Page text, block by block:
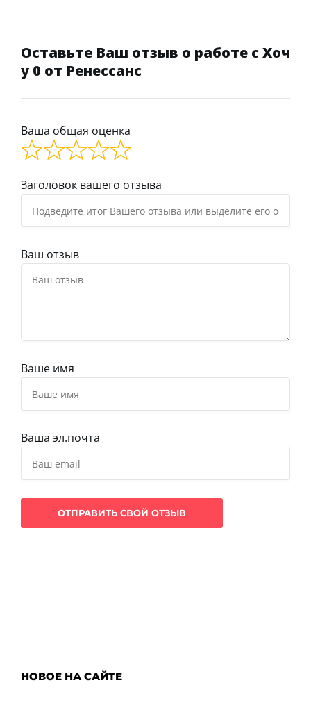
Оставьте Ваш отзыв о работе с Хоч
у 0 от Ренессанс
Ваша общая оценка
Заголовок вашего отзыва
Ваш отзыв
Ваше имя
Ваша эл.почта
НОВОЕ НА САЙТЕ